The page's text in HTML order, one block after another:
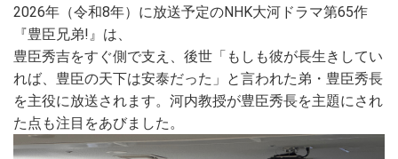
2026年（令和8年）に放送予定のNHK大河ドラマ第65作
『豊臣兄弟!』は、
豊臣秀吉をすぐ側で支え、後世「もしも彼が長生きしてい
れば、豊臣の天下は安泰だった」と言われた弟・豊臣秀長
を主役に放送されます。河内教授が豊臣秀長を主題にされ
た点も注目をあびました。